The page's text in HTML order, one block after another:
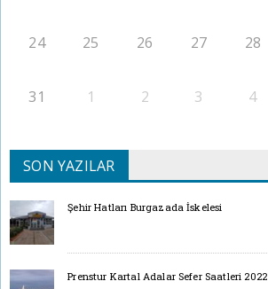
24 25 26 27 28
31 1 2 3 4
SON YAZILAR
Şehir Hatları Burgazada İskelesi
Prenstur Kartal Adalar Sefer Saatleri 2022